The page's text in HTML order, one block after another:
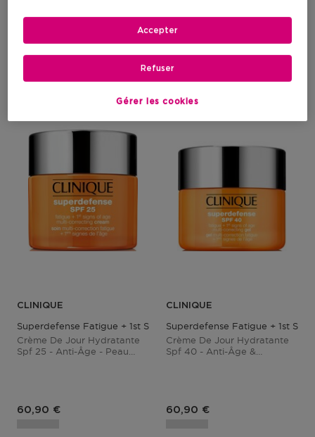
CLINIQUE
Superdefense Fatigue + 1st Signs Of Age Multi Correcting Cream
Crème De Jour Hydratante
Spf 25 - Anti-Âge - Peau
Prix du produit
60,90 €
CLINIQUE
Superdefense Fatigue + 1st
Crème De Jour Hydratante
Spf 40 - Anti-Âge &
Prix du produit
60,90 €
Gérer les cookies
Refuser
Accepter